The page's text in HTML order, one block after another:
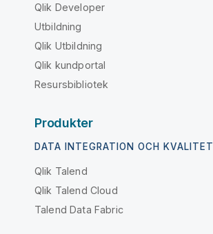
Qlik Developer
Utbildning
Qlik Utbildning
Qlik kundportal
Resursbibliotek
Produkter
DATA INTEGRATION OCH KVALITET
Qlik Talend
Qlik Talend Cloud
Talend Data Fabric